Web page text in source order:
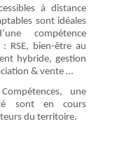
à distance
sont idéales
compétence
: RSE, bien-être au
hybride, gestion
& vente …
une
sont en cours
du territoire.